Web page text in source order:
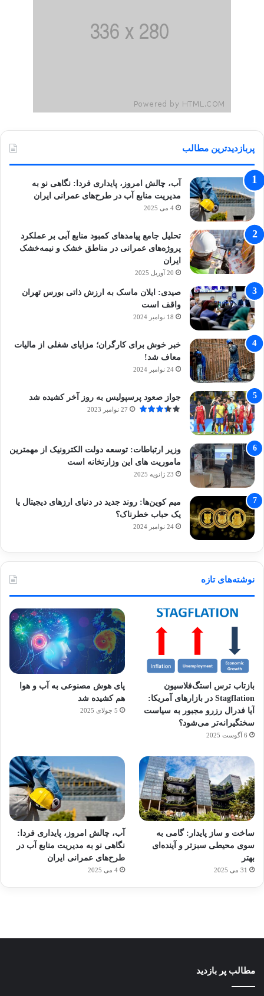
پربازدیدترین مطالب
آب، چالش امروز، پایداری فردا: نگاهی نو به
مدیریت منابع آب در طرح‌های عمرانی ایران
4 می 2025
تحلیل جامع پیامدهای کمبود منابع آبی بر عملکرد
پروژه‌های عمرانی در مناطق خشک و نیمه‌خشک
ایران
20 آوریل 2025
صیدی: ایلان ماسک به ارزش ذاتی بورس تهران
واقف است
18 نوامبر 2024
خبر خوش برای کارگران؛ مزایای شغلی از مالیات
معاف شد!
24 نوامبر 2024
جواز صعود پرسپولیس به روز آخر کشیده شد
27 نوامبر 2023
وزیر ارتباطات: توسعه دولت الکترونیک از مهمترین
ماموریت های این وزارتخانه است
23 ژانویه 2025
میم کوین‌ها: روند جدید در دنیای ارزهای دیجیتال یا
یک حباب خطرناک؟
24 نوامبر 2024
نوشته‌های تازه
بازتاب ترس استگ‌فلاسیون
Stagflation در بازارهای آمریکا:
آیا فدرال رزرو مجبور به سیاست
سختگیرانه‌تر می‌شود؟
6 آگوست 2025
پای هوش مصنوعی به آب و هوا
هم کشیده شد
5 جولای 2025
ساخت و ساز پایدار: گامی به
سوی محیطی سبزتر و آینده‌ای
بهتر
31 می 2025
آب، چالش امروز، پایداری فردا:
نگاهی نو به مدیریت منابع آب در
طرح‌های عمرانی ایران
4 می 2025
آماده
برای
کشف
توسط
ژاکت
در
ی سفر
مجازی
…
توسط
ورزش
با
ساعت
هوشمند
عکاسی
با طعم
توسط
ژاکت
در
هدفون
های
2023
توسط
ژاکت
مطالب پر بازدید